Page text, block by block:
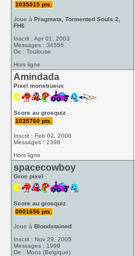
1035015 pts.
Joue àPragmata, Tormented Souls 2,
FH6
Inscrit : Apr 01, 2003
Messages : 34556
De : Toulouse
Hors ligne
Amindada
Pixel monstrueux
Score au grosquiz
1035760 pts.
Inscrit : Feb 02, 2006
Messages : 2398
Hors ligne
spacecowboy
Gros pixel
Score au grosquiz
0001656 pts.
Joue àBloodstained
Inscrit : Nov 29, 2005
Messages : 1999
De : Mons (Belgique)